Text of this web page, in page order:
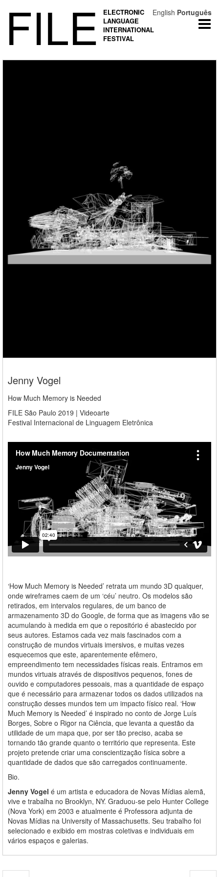
FILE
ELECTRONIC
LANGUAGE
INTERNATIONAL
FESTIVAL
Jenny Vogel
How Much Memory is Needed
FILE São Paulo 2019 | Videoarte
Festival Internacional de Linguagem Eletrônica
‘How Much Memory is Needed’ retrata um mundo 3D qualquer,
onde wireframes caem de um ‘céu’ neutro. Os modelos são
retirados, em intervalos regulares, de um banco de
armazenamento 3D do Google, de forma que as imagens vão se
acumulando à medida em que o repositório é abastecido por
seus autores. Estamos cada vez mais fascinados com a
construção de mundos virtuais imersivos, e muitas vezes
esquecemos que este, aparentemente efêmero,
empreendimento tem necessidades físicas reais. Entramos em
mundos virtuais através de dispositivos pequenos, fones de
ouvido e computadores pessoais, mas a quantidade de espaço
que é necessário para armazenar todos os dados utilizados na
construção desses mundos tem um impacto físico real. ‘How
Much Memory is Needed’ é inspirado no conto de Jorge Luís
Borges, Sobre o Rigor na Ciência, que levanta a questão da
utilidade de um mapa que, por ser tão preciso, acaba se
tornando tão grande quanto o território que representa. Este
projeto pretende criar uma conscientização física sobre a
quantidade de dados que são carregados continuamente.
Bio.
Jenny Vogel é um artista e educadora de Novas Mídias alemã,
vive e trabalha no Brooklyn, NY. Graduou-se pelo Hunter College
(Nova York) em 2003 e atualmente é Professora adjunta de
Novas Mídias na University of Massachusetts. Seu trabalho foi
selecionado e exibido em mostras coletivas e individuais em
vários espaços e galerias.
English Português